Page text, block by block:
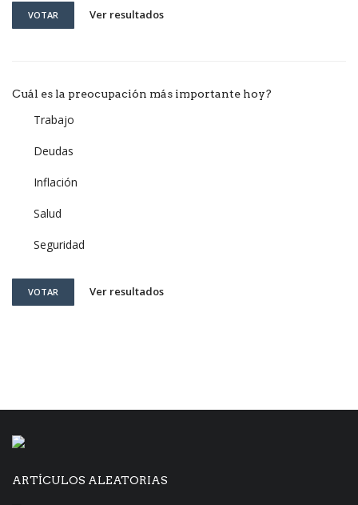
VOTAR Ver resultados
Cuál es la preocupación más importante hoy?
Trabajo
Deudas
Inflación
Salud
Seguridad
VOTAR Ver resultados
ARTÍCULOS ALEATORIAS